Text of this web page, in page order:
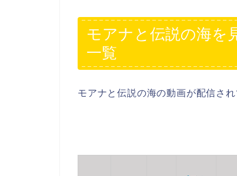
モアナと伝説の海を
一覧
モアナと伝説の海の動画が配信さ